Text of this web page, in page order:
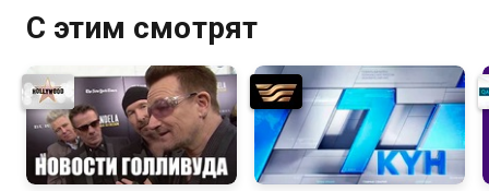
С этим смотрят